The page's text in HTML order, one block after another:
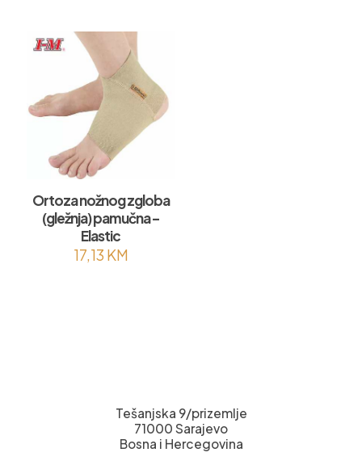
Ortoza nožnog zgloba
(gležnja) pamučna –
Elastic
17,13 KM
Tešanjska 9/prizemlje
71000 Sarajevo
Bosna i Hercegovina